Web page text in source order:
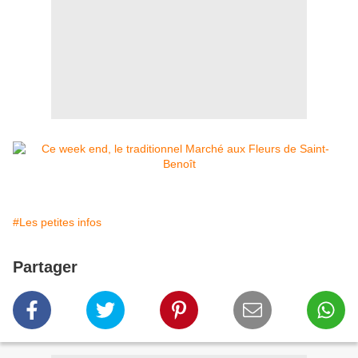
#Les petites infos
Partager